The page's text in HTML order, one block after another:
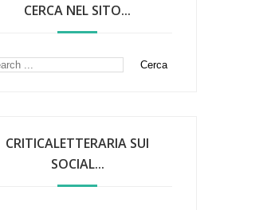
CERCA NEL SITO...
CRITICALETTERARIA SUI
SOCIAL...